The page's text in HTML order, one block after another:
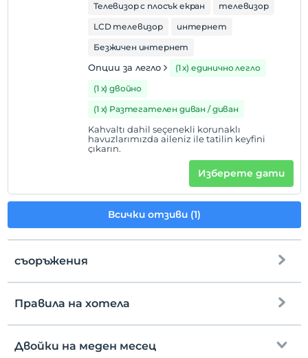
Телевизор с плосък екран
телевизор
LCD телевизор
интернет
Безжичен интернет
Опции за легло
(1 х) единично легло
(1 х) двойно
(1 х) Разтегателен диван / диван
Kahvaltı dahil seçenekli korunaklı
havuzlarımızda aileniz ile tatilin keyfini
çıkarın.
Изберете дати
Всички отзиви (1)
съоръжения
Безплатно wifi
Правила на хотела
настаняване
След 14:00
Двойки на меден месец